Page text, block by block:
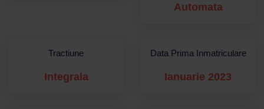
Automata
Tractiune
Integrala
Data Prima Inmatriculare
Ianuarie 2023